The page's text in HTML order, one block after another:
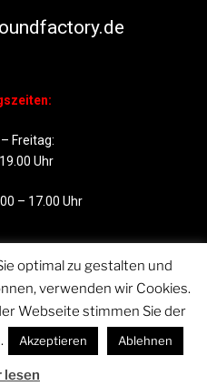
Freitag:
Uhr
– 17.00 Uhr
optimal zu gestalten und
verwenden wir Cookies.
Webseite stimmen Sie der
Akzeptieren Ablehnen
lesen